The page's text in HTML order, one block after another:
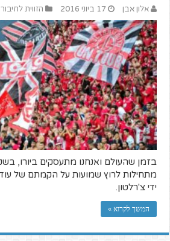
אלון אבן 17 ביוני 2016 הזווית
בזמן שהעולם ואנחנו מתעסקים ביורו,
מתחילות לרוץ שמועות על הקמתם של עוד
ידי צ'רלטון.
המשך לקרוא »